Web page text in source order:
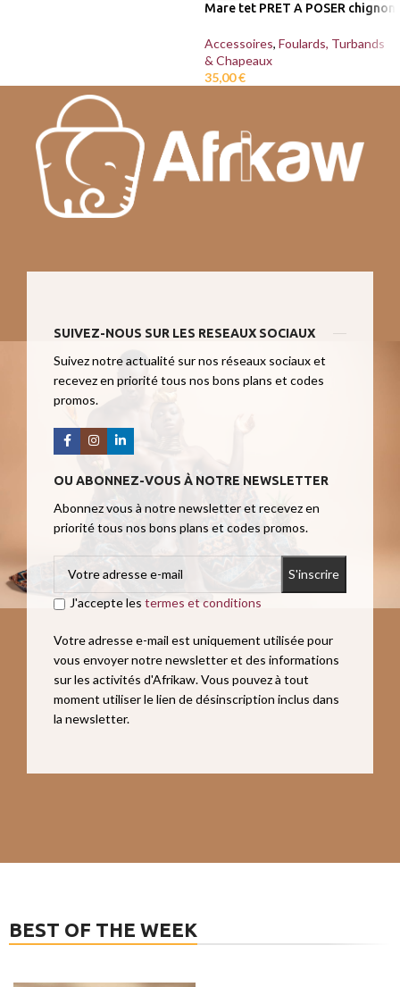
Mare tet PRET A POSER chignon
Accessoires, Foulards, Turbands
& Chapeaux
35,00€
SUIVEZ-NOUS SUR LES RESEAUX SOCIAUX
Suivez notre actualité sur nos réseaux sociaux et
recevez en priorité tous nos bons plans et codes
promos.
OU ABONNEZ-VOUS À NOTRE NEWSLETTER
Abonnez vous à notre newsletter et recevez en
priorité tous nos bons plans et codes promos.
J'accepte les termes et conditions
Votre adresse e-mail est uniquement utilisée pour
vous envoyer notre newsletter et des informations
sur les activités d'Afrikaw. Vous pouvez à tout
moment utiliser le lien de désinscription inclus dans
la newsletter.
BEST OF THE WEEK